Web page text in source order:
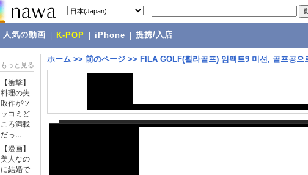
人気の動画 K-POP iPhone 提携/入店
もっと見る
【衝撃】
料理の失
敗作がツ
ッコミど
ころ満載
だっ...
【漫画】
美人なの
に結婚で
ホーム >> 前のページ >> FILA GOLF(휠라골프) 임팩트9 미션, 골프공으